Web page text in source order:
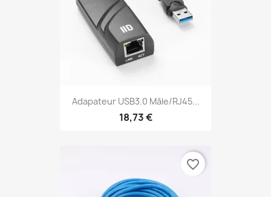
Adapateur USB3.0 Mâle/RJ45...
18,73 €
favorite_border